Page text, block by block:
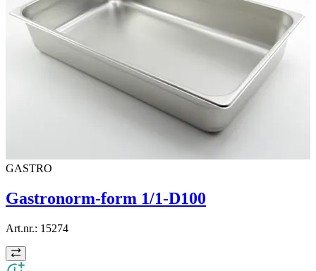
GASTRO
Gastronorm-form 1/1-D100
Art.nr.: 15274